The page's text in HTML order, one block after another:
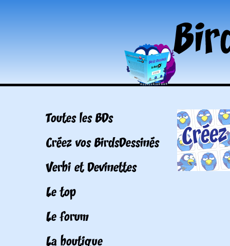
Toutes les BDs
Créez vos BirdsDessinés
Verbi et Devinettes
Le top
Le forum
La boutique